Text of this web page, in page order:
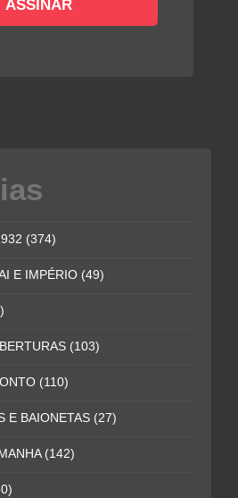
(374)
E IMPÉRIO (49)
(103)
(110)
E BAIONETAS (27)
(142)